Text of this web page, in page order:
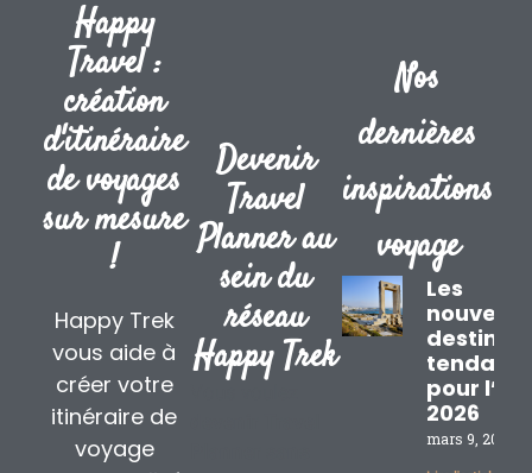
Happy
Travel :
création
d'itinéraire
de voyages
sur mesure
!
Happy Trek
vous aide à
créer votre
itinéraire de
voyage
Devenir
Travel
Planner au
sein du
réseau
Happy Trek
Nos
dernières
inspirations
voyage
Les
pour
2026
mars 9, 2026